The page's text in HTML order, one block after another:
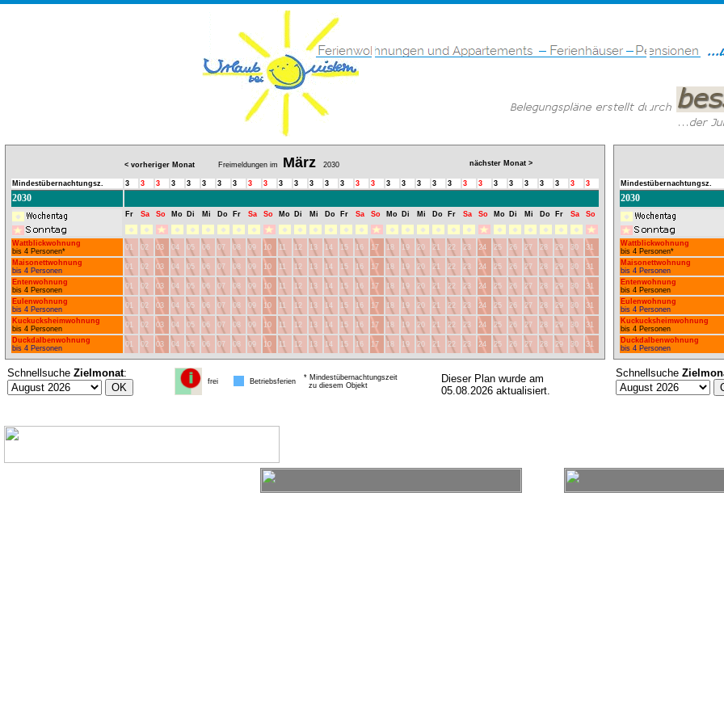
< vorheriger Monat Freimeldungen im März 2030 nächster Monat >
Mindestübernachtungsz. 3 3 3 3 3 3 3 3 3 3 3 3 3 3 3 3 3 3 3 3 3 3 3 3 3 3 3 3 3 3 3
2030
Fr Sa So Mo Di Mi Do Fr Sa So Mo Di Mi Do Fr Sa So Mo Di Mi Do Fr Sa So Mo Di Mi Do Fr Sa So
Wattblickwohnung
bis 4 Personen*
01 02 03 04 05 06 07 08 09 10 11 12 13 14 15 16 17 18 19 20 21 22 23 24 25 26 27 28 29 30
31
Maisonettwohnung
bis 4 Personen
01 02 03 04 05 06 07 08 09 10 11 12 13 14 15 16 17 18 19 20 21 22 23 24 25 26 27 28 29 30
31
Entenwohnung
bis 4 Personen
01 02 03 04 05 06 07 08 09 10 11 12 13 14 15 16 17 18 19 20 21 22 23 24 25 26 27 28 29 30
31
Eulenwohnung
bis 4 Personen
01 02 03 04 05 06 07 08 09 10 11 12 13 14 15 16 17 18 19 20 21 22 23 24 25 26 27 28 29 30
31
Kuckucksheimwohnung
bis 4 Personen
01 02 03 04 05 06 07 08 09 10 11 12 13 14 15 16 17 18 19 20 21 22 23 24 25 26 27 28 29 30
31
Duckdalbenwohnung
bis 4 Personen
01 02 03 04 05 06 07 08 09 10 11 12 13 14 15 16 17 18 19 20 21 22 23 24 25 26 27 28 29 30 31
Schnellsuche Zielmonat:
frei Betriebsferien
* Mindestübernachtungszeit
zu diesem Objekt
Dieser Plan wurde am
05.08.2026 aktualisiert.
Mindestübernachtungsz.
2030
Wattblickwohnung
bis 4 Personen*
Maisonettwohnung
bis 4 Personen
Entenwohnung
bis 4 Personen
Eulenwohnung
bis 4 Personen
Kuckucksheimwohnung
bis 4 Personen
Duckdalbenwohnung
bis 4 Personen
Schnellsuche